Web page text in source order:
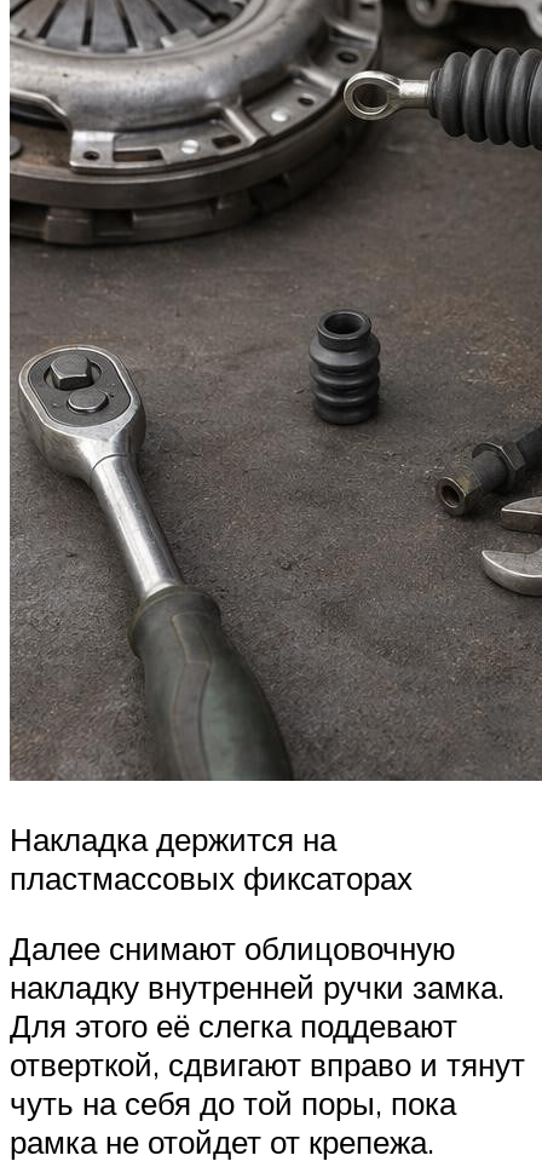
Накладка держится на
пластмассовых фиксаторах
Далее снимают облицовочную
накладку внутренней ручки замка.
Для этого её слегка поддевают
отверткой, сдвигают вправо и тянут
чуть на себя до той поры, пока
рамка не отойдет от крепежа.